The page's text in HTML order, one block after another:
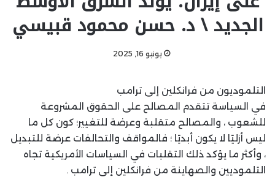
الجديد \ د. حسن محمود قبيسي
يونيو 16, 2025
التلموديون من فرانكلين إلى ترامب
في السياسة تتقدم المصالح على الحقوق المشروعة
للشعوب ، والمصالح متقلبة وعرضة للتغيير؛ كون كل ما
ليس أزليًا لا يكون أبديًا ؛ فالمواقف والتحالفات عرضة للتبديل
، وأكثر ما يؤكد ذلك التقلبات في السياسات الأمريكية تجاه
التلموديين والصهاينة من فرانكلين إلى ترامب .